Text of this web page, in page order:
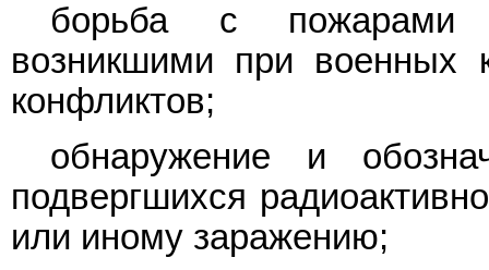
борьба с пожарами
возникшими при военных
конфликтов;
обнаружение и
подвергшихся
или иному заражению;